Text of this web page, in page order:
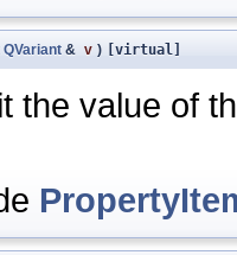
QVariant & v ) [virtual]
the value of